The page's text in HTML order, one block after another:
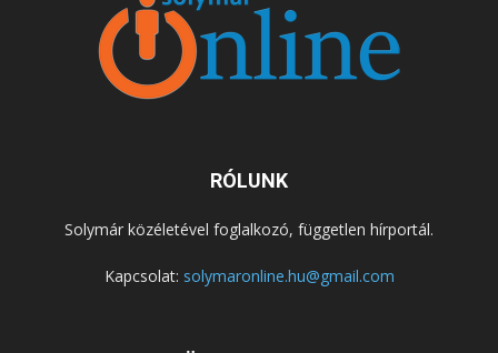
RÓLUNK
Solymár közéletével foglalkozó, független hírportál.
Kapcsolat: solymaronline.hu@gmail.com